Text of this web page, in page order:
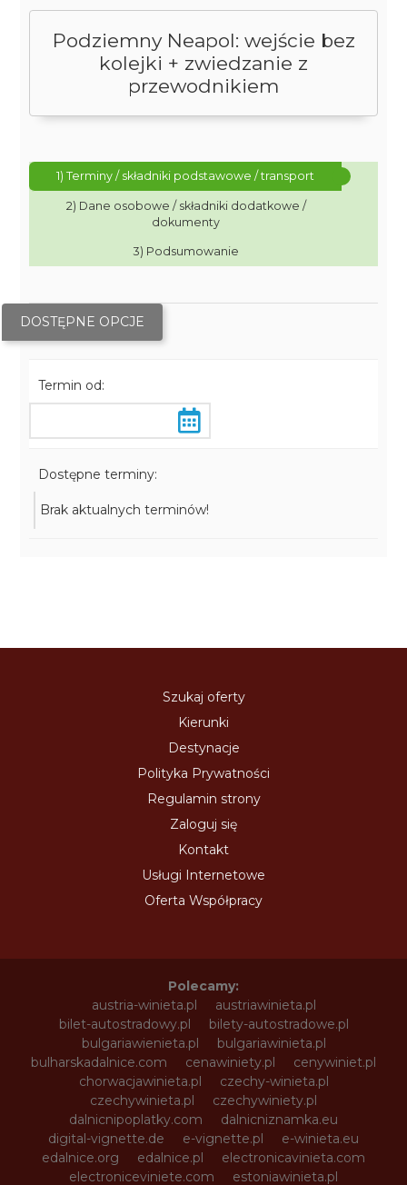
Podziemny Neapol: wejście bez
kolejki + zwiedzanie z
przewodnikiem
1) Terminy / składniki podstawowe / transport
2) Dane osobowe / składniki dodatkowe /
dokumenty
3) Podsumowanie
DOSTĘPNE OPCJE
Termin od:
Dostępne terminy:
Brak aktualnych terminów!
Szukaj oferty
Kierunki
Destynacje
Polityka Prywatności
Regulamin strony
Zaloguj się
Kontakt
Usługi Internetowe
Oferta Współpracy
Polecamy:
austria-winieta.pl
austriawinieta.pl
bilet-autostradowy.pl
bilety-autostradowe.pl
bulgariawienieta.pl
bulgariawinieta.pl
bulharskadalnice.com
cenawiniety.pl
cenywiniet.pl
chorwacjawinieta.pl
czechy-winieta.pl
czechywinieta.pl
czechywiniety.pl
dalnicnipoplatky.com
dalnicniznamka.eu
digital-vignette.de
e-vignette.pl
e-winieta.eu
edalnice.org
edalnice.pl
electronicavinieta.com
electroniceviniete.com
estoniawinieta.pl